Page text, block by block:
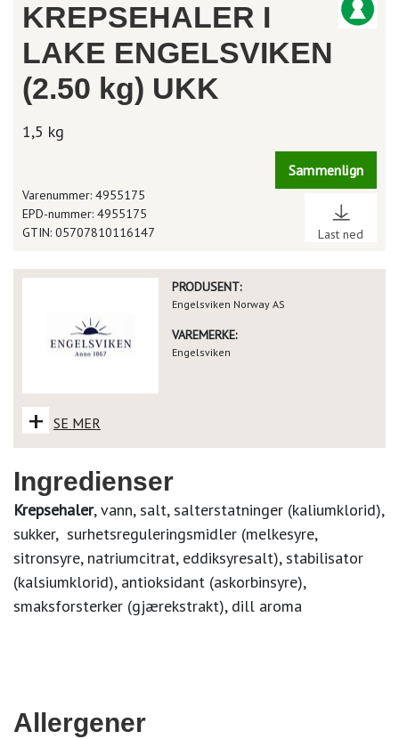
KREPSEHALER I
LAKE ENGELSVIKEN
(2.50 kg) UKK
1,5 kg
Sammenlign
Last ned
Varenummer: 4955175
EPD-nummer: 4955175
GTIN: 05707810116147
PRODUSENT:
Engelsviken Norway AS
VAREMERKE:
Engelsviken
+ SE MER
Ingredienser
Krepsehaler, vann, salt, salterstatninger (kaliumklorid),
sukker, surhetsreguleringsmidler (melkesyre,
sitronsyre, natriumcitrat, eddiksyresalt), stabilisator
(kalsiumklorid), antioksidant (askorbinsyre),
smaksforsterker (gjærekstrakt), dill aroma
Allergener